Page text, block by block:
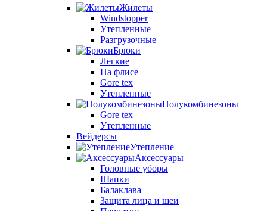
Жилеты
Windstopper
Утепленные
Разгрузочные
Брюки
Легкие
На флисе
Gore tex
Утепленные
Полукомбинезоны
Gore tex
Утепленные
Вейдерсы
Утепление
Аксессуары
Головные уборы
Шапки
Балаклава
Защита лица и шеи